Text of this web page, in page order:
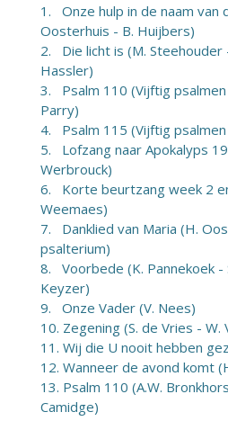
1. Onze hulp in de naam van
Oosterhuis - B. Huijbers)
2. Die licht is (M. Steehouder
Hassler)
3. Psalm 110 (Vijftig psalmen
Parry)
4. Psalm 115 (Vijftig
5. Lofzang naar Apokalyps 19
Werbrouck)
6. Korte beurtzang week 2
Weemaes)
7. Danklied van Maria (H.
psalterium)
8. Voorbede (K. Pannekoek -
Keyzer)
9. Onze Vader (V. Nees)
10. Zegening (S. de Vries - W.
11. Wij die U nooit hebben
12. Wanneer de avond komt
13. Psalm 110 (A.W.
Camidge)